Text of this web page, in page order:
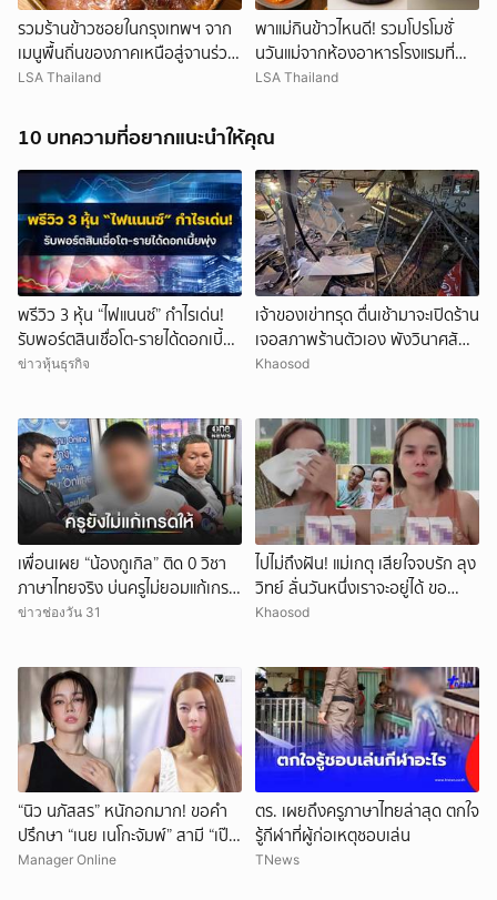
รวมร้านข้าวซอยในกรุงเทพฯ จาก
เมนูพื้นถิ่นของภาคเหนือสู่จานร่วม
สมัย
LSA Thailand
พาแม่กินข้าวไหนดี! รวมโปรโมชั่
นวันแม่จากห้องอาหารโรงแรมที่
พร้อมฉลองวันแม่ท่ามกลางความ
LSA Thailand
10 บทความที่อยากแนะนำให้คุณ
พรีวิว 3 หุ้น “ไฟแนนซ์” กำไรเด่น!
รับพอร์ตสินเชื่อโต-รายได้ดอกเบี้ย
พุ่ง
ข่าวหุ้นธุรกิจ
เจ้าของเข่าทรุด ตื่นเช้ามาจะเปิดร้าน
เจอสภาพร้านตัวเอง พังวินาศสัน
ตะโร เสียหายนับล้าน
Khaosod
เพื่อนเผย “น้องกูเกิล” ติด 0 วิชา
ภาษาไทยจริง บ่นครูไม่ยอมแก้เกรด
ให้
ข่าวช่องวัน 31
ไปไม่ถึงฝัน! แม่เกตุ เสียใจจบรัก ลุง
วิทย์ ลั่นวันหนึ่งเราจะอยู่ได้ ขอ
กำลังใจให้ทั้งสองฝ่าย
Khaosod
“นิว นภัสสร” หนักอกมาก! ขอคำ
ปรึกษา “เนย เนโกะจัมพ์” สามี “เป๊ก
เปรมณัช” ดื่มดริ้งก์ติดเพื่อนหนัก!
Manager Online
ตร. เผยถึงครูภาษาไทยล่าสุด ตกใจ
รู้กีฬาที่ผู้ก่อเหตุชอบเล่น
TNews